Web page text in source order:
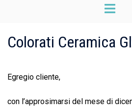
Toggle
Colorati Ceramica
Egregio cliente,
con l’approsimarsi del mese di